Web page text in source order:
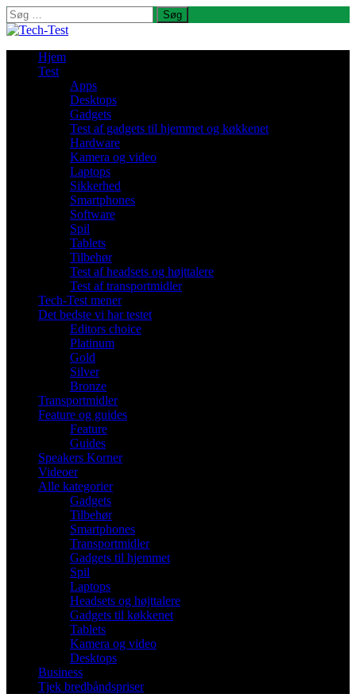
Søg
efter:
Hjem
Test
Apps
Desktops
Gadgets
Test af gadgets til hjemmet og køkkenet
Hardware
Kamera og video
Laptops
Sikkerhed
Smartphones
Software
Spil
Tablets
Tilbehør
Test af headsets og højttalere
Test af transportmidler
Tech-Test mener
Det bedste vi har testet
Editors choice
Platinum
Gold
Silver
Bronze
Transportmidler
Feature og guides
Feature
Guides
Speakers Korner
Videoer
Alle kategorier
Gadgets
Tilbehør
Smartphones
Transportmidler
Gadgets til hjemmet
Spil
Laptops
Headsets og højttalere
Gadgets til køkkenet
Tablets
Kamera og video
Desktops
Business
Tjek bredbåndspriser